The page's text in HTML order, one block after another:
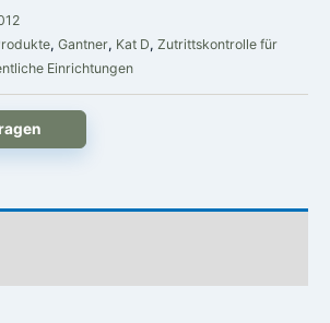
, Gantner, Kat D, Zutrittskontrolle für
Einrichtungen